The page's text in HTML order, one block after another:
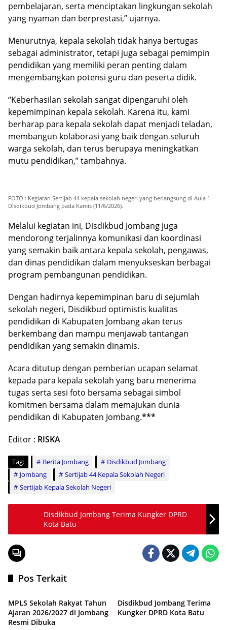
pembelajaran, serta menciptakan lingkungan sekolah
yang nyaman dan berprestasi,” ujarnya.
Menurutnya, kepala sekolah tidak hanya bertugas
sebagai administrator, tetapi juga sebagai pemimpin
pendidikan yang memiliki peran penting dalam
mengembangkan potensi guru dan peserta didik.
“Keberhasilan sekolah sangat dipengaruhi oleh
kepemimpinan kepala sekolah. Karena itu, kami
berharap para kepala sekolah dapat menjadi teladan,
membangun kolaborasi yang baik dengan seluruh
warga sekolah, dan terus berupaya meningkatkan
mutu pendidikan,” tambahnya.
FOTO : Kegiatan Sertijab 44 kepala sekolah negeri yang berlangsung di Aula 1
Disdikbud Jombang pada Kamis (11/6/2026).
Melalui kegiatan ini, Disdikbud Jombang juga
mendorong terjalinnya komunikasi dan koordinasi
yang semakin baik antara kepala sekolah, pengawas,
dan dinas pendidikan dalam menyukseskan berbagai
program pembangunan pendidikan.
Dengan hadirnya kepemimpinan baru di sejumlah
sekolah negeri, Disdikbud optimistis kualitas
pendidikan di Kabupaten Jombang akan terus
berkembang dan mampu menjawab tantangan
pendidikan yang semakin dinamis.
Acara ditutup dengan pemberian ucapan selamat
kepada para kepala sekolah yang baru menerima
tugas serta sesi foto bersama sebagai simbol
komitmen bersama dalam memajukan dunia
pendidikan di Kabupaten Jombang.***
Editor : RISKA
Tag: Berita Jombang
Disdikbud Jombang
Jombang
Sertijab 44 Kepala Sekolah Negeri
Sertijab Kepala Sekolah Negeri
Disdikbud Jombang Terima Kungker DPRD
Kota Batu
Pos Terkait
Pendidikan
MPLS Sekolah Rakyat Tahun
Ajaran 2026/2027 di Jombang
Resmi Dibuka
Disdikbud Jombang Terima
Kungker DPRD Kota Batu
Pendidikan